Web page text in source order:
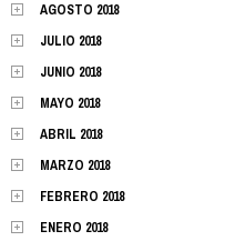
AGOSTO 2018
JULIO 2018
JUNIO 2018
MAYO 2018
ABRIL 2018
MARZO 2018
FEBRERO 2018
ENERO 2018